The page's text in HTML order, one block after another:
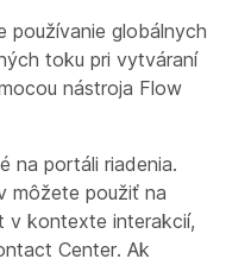
používanie globálnych
toku pri vytváraní
nástroja Flow
na portáli riadenia.
môžete použiť na
v kontexte interakcií,
Center. Ak